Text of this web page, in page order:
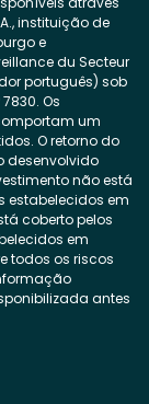
instituição de
e
du Secteur
português) sob
Os
um
O retorno do
desenvolvido
não está
estabelecidos em
coberto pelos
em
todos os riscos
antes